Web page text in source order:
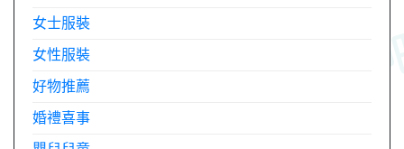
女士服裝
女性服裝
好物推薦
婚禮喜事